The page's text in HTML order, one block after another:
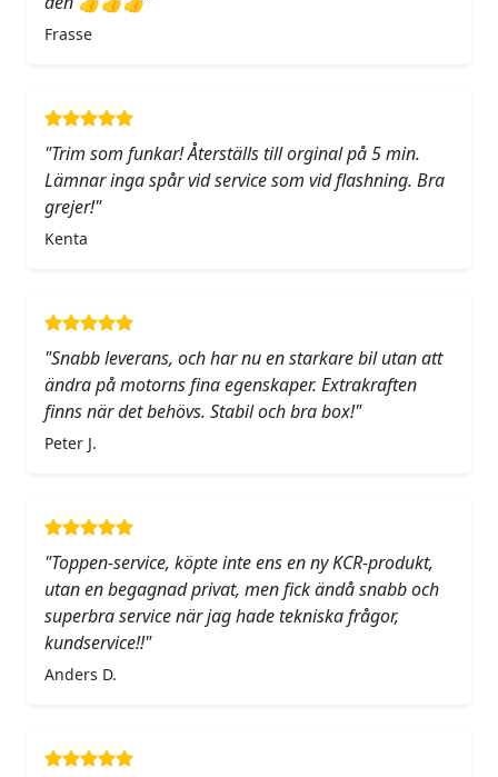
Frasse
"Trim som funkar! Återställs till orginal på 5 min.
Lämnar inga spår vid service som vid flashning. Bra
grejer!"
Kenta
"Snabb leverans, och har nu en starkare bil utan att
ändra på motorns fina egenskaper. Extrakraften
finns när det behövs. Stabil och bra box!"
Peter J.
"Toppen-service, köpte inte ens en ny KCR-produkt,
utan en begagnad privat, men fick ändå snabb och
superbra service när jag hade tekniska frågor,
kundservice!!"
Anders D.